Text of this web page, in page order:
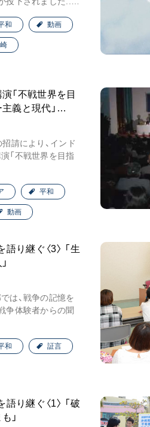
和 動画
「不戦世界を目
義と現代」…
招請により、インド
「不戦世界を目指
平和
動画
り継ぐ〈3〉 「生
は、戦争の記憶を
争体験者からの聞
和 証言
り継ぐ〈1〉 「破
」